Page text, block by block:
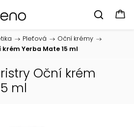
/ Pleťová / Oční krémy /
krém Yerba Mate 15 ml
Oční krém
ml